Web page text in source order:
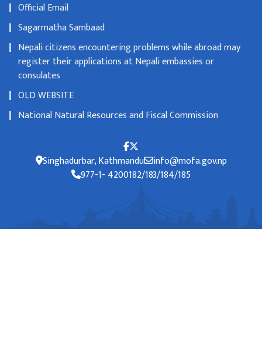
Official Email
Sagarmatha Sambaad
Nepali citizens encountering problems while abroad may
register their applications at Nepali embassies or
consulates
OLD WEBSITE
National Natural Resources and Fiscal Commission
Singhadurbar, Kathmandu info@mofa.gov.np
977-1- 4200182/183/184/185